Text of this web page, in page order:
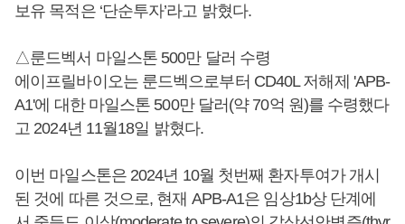
보유 목적은 ‘단순투자’라고 밝혔다.
△룬드벡서 마일스톤 500만 달러 수령
에이프릴바이오는 룬드벡으로부터 CD40L 저해제 'APB-
A1'에 대한 마일스톤 500만 달러(약 70억 원)를 수령했다
고 2024년 11월18일 밝혔다.
이번 마일스톤은 2024년 10월 첫번째 환자투여가 개시
된 것에 따른 것으로, 현재 APB-A1은 임상1b상 단계에